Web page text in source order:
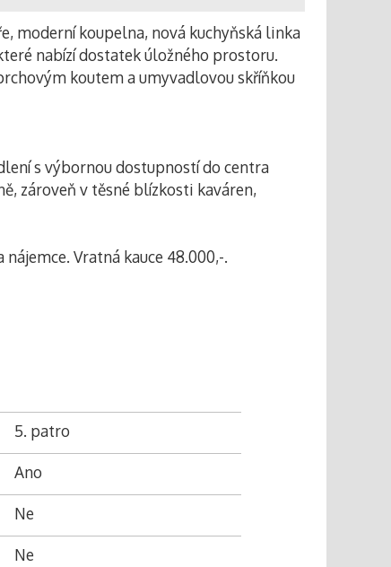
moderní koupelna, nová kuchyňská linka
nabízí dostatek úložného prostoru.
koutem a umyvadlovou skříňkou
s výbornou dostupností do centra
zároveň v těsné blízkosti kaváren,
Vratná kauce 48.000,-.
5. patro
Ano
Ne
Ne